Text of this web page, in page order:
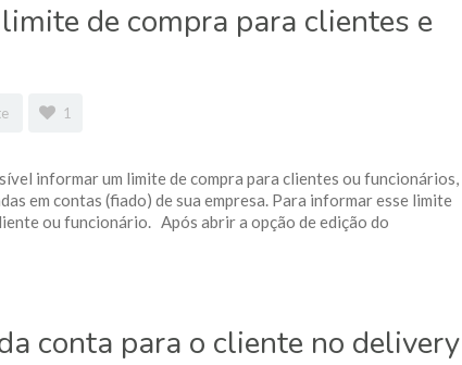
de compra para clientes e
1
informar um limite de compra para clientes ou funcionários,
em contas (fiado) de sua empresa. Para informar esse limite
ou funcionário. Após abrir a opção de edição do
conta para o cliente no delivery